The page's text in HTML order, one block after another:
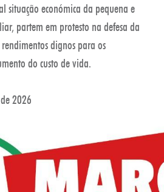
situação económica da pequena e
partem em protesto na defesa da
dignos para os
do custo de vida.
2026